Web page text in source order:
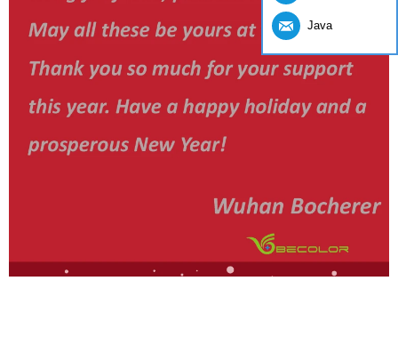
Java